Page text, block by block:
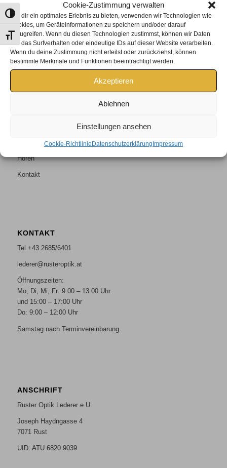
Cookie-Zustimmung verwalten
Um dir ein optimales Erlebnis zu bieten, verwenden wir Technologien wie
Cookies, um Geräteinformationen zu speichern und/oder darauf
zuzugreifen. Wenn du diesen Technologien zustimmst, können wir Daten
wie das Surfverhalten oder eindeutige IDs auf dieser Website verarbeiten.
Wenn du deine Zustimmung nicht erteilst oder zurückziehst, können
bestimmte Merkmale und Funktionen beeinträchtigt werden.
Akzeptieren
Ablehnen
Einstellungen ansehen
Cookie-Richtlinie Datenschutzerklärung Impressum
Umschalten auf hohe Kontraste
Schrift vergrößern
Bigger Gallery with Preview
Home
Kontaktlinsen
Hören
Kontakt
KONTAKT
Tel +43 2685/6401
lederer@rusteroptik.at
Öffnungszeiten:
Mo, Di, Mi, Fr: 9:00 – 13:00 Uhr
und 15:00 – 17:00 Uhr
Do: 9:00 – 12:00 Uhr
Samstag nach Terminvereinbarung
ANSCHRIFT
Ruster Optik Lederer e.U.
Joseph Haydngasse 4
7071 Rust
UID: ATU 6820 9039